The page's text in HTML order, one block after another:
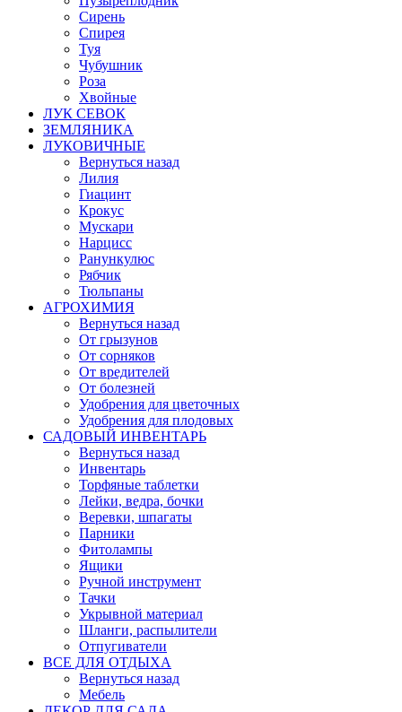
Сирень
Спирея
Туя
Чубушник
Роза
Хвойные
ЛУК СЕВОК
ЗЕМЛЯНИКА
ЛУКОВИЧНЫЕ
Вернуться назад
Лилия
Гиацинт
Крокус
Мускари
Нарцисс
Ранункулюс
Рябчик
Тюльпаны
АГРОХИМИЯ
Вернуться назад
От грызунов
От сорняков
От вредителей
От болезней
Удобрения для цветочных
Удобрения для плодовых
САДОВЫЙ ИНВЕНТАРЬ
Вернуться назад
Инвентарь
Торфяные таблетки
Лейки, ведра, бочки
Веревки, шпагаты
Парники
Фитолампы
Ящики
Ручной инструмент
Тачки
Укрывной материал
Шланги, распылители
Отпугиватели
ВСЕ ДЛЯ ОТДЫХА
Вернуться назад
Мебель